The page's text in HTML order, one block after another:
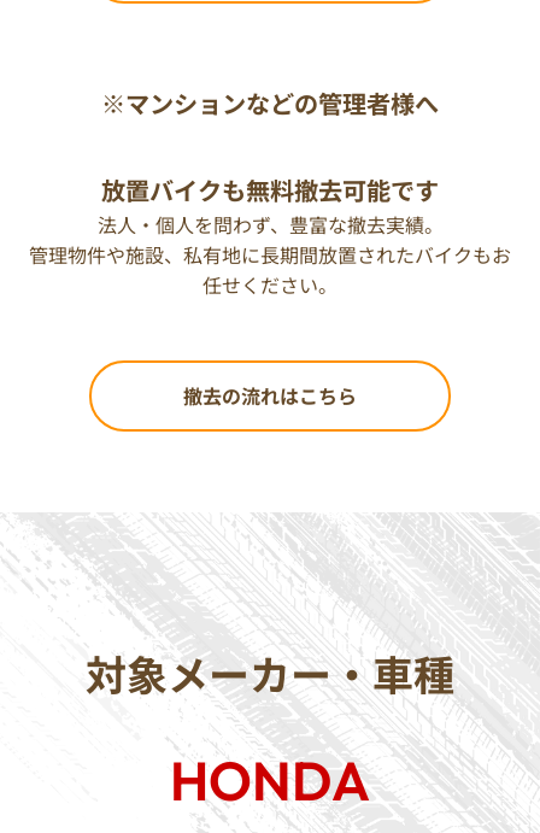
※マンションなどの管理者様へ
放置バイクも無料撤去可能です
法人・個人を問わず、豊富な撤去実績。
管理物件や施設、私有地に長期間放置されたバイクもお
任せください。
撤去の流れはこちら
対象メーカー・車種
HONDA